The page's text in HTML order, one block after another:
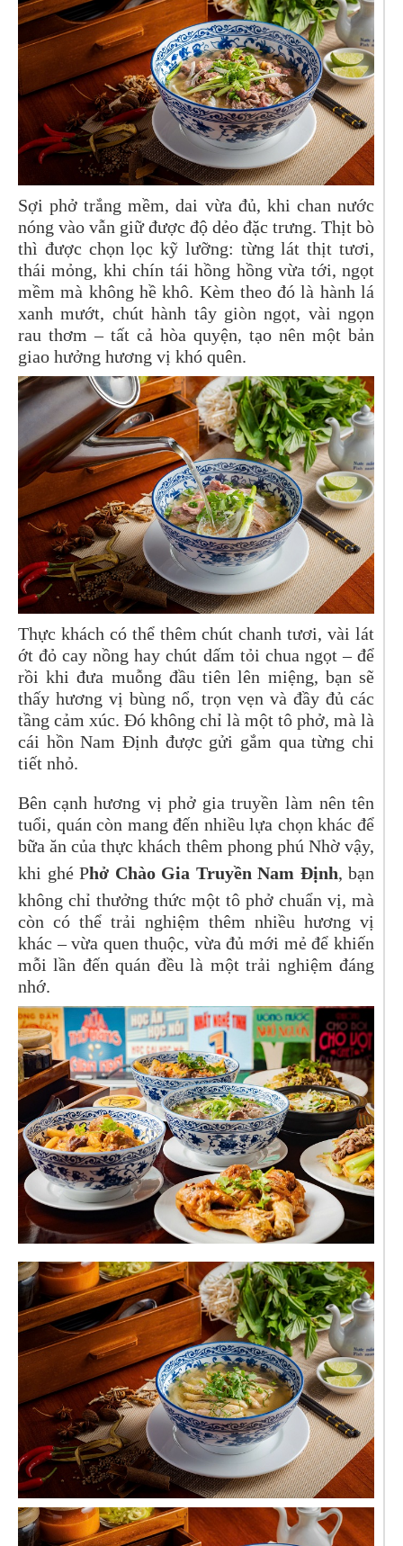
Sợi phở trắng mềm, dai vừa đủ, khi chan nước
nóng vào vẫn giữ được độ dẻo đặc trưng. Thịt bò
thì được chọn lọc kỹ lưỡng: từng lát thịt tươi,
thái mỏng, khi chín tái hồng hồng vừa tới, ngọt
mềm mà không hề khô. Kèm theo đó là hành lá
xanh mướt, chút hành tây giòn ngọt, vài ngọn
rau thơm – tất cả hòa quyện, tạo nên một bản
giao hưởng hương vị khó quên.
Thực khách có thể thêm chút chanh tươi, vài lát
ớt đỏ cay nồng hay chút dấm tỏi chua ngọt – để
rồi khi đưa muỗng đầu tiên lên miệng, bạn sẽ
thấy hương vị bùng nổ, trọn vẹn và đầy đủ các
tầng cảm xúc. Đó không chỉ là một tô phở, mà là
cái hồn Nam Định được gửi gắm qua từng chi
tiết nhỏ.
Bên cạnh hương vị phở gia truyền làm nên tên
tuổi, quán còn mang đến nhiều lựa chọn khác để
bữa ăn của thực khách thêm phong phú Nhờ vậy,
khi ghé Phở Chào Gia Truyền Nam Định, bạn
không chỉ thưởng thức một tô phở chuẩn vị, mà
còn có thể trải nghiệm thêm nhiều hương vị
khác – vừa quen thuộc, vừa đủ mới mẻ để khiến
mỗi lần đến quán đều là một trải nghiệm đáng
nhớ.